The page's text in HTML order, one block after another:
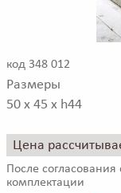
код 348 012
Размеры
50 x 45 x h44
Цена
После
комплектации